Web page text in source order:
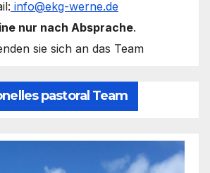
info@ekg-werne.de
nur nach Absprache.
sie sich an das Team
pastoral Team